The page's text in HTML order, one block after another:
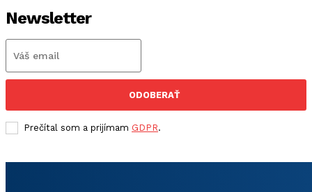
Newsletter
ODOBERAŤ
Prečítal som a prijímam GDPR.